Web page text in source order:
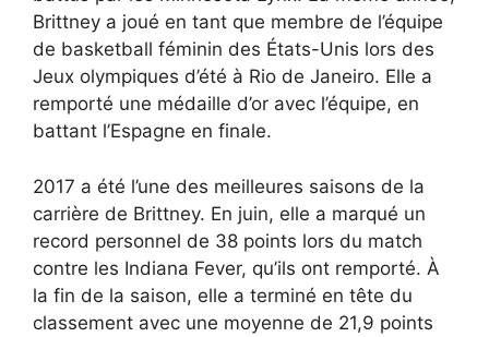
Brittney a joué en tant que membre de l’équipe
de basketball féminin des États-Unis lors des
Jeux olympiques d’été à Rio de Janeiro. Elle a
remporté une médaille d’or avec l’équipe, en
battant l’Espagne en finale.
2017 a été l’une des meilleures saisons de la
carrière de Brittney. En juin, elle a marqué un
record personnel de 38 points lors du match
contre les Indiana Fever, qu’ils ont remporté. À
la fin de la saison, elle a terminé en tête du
classement avec une moyenne de 21,9 points